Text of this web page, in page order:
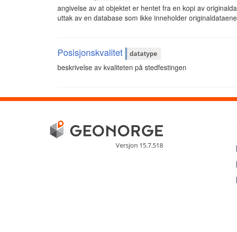
angivelse av at objektet er hentet fra en kopi av
uttak av en database som ikke inneholder
Posisjonskvalitet datatype
beskrivelse av kvaliteten på stedfestingen